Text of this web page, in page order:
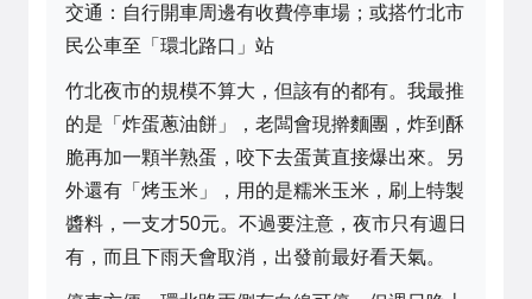
交通：自行開車周邊有收費停車場；或搭竹北市
民公車至「環北路口」站
竹北夜市的規模不算大，但該有的都有。我最推
的是「炸蛋蔥油餅」，老闆會現擀麵團，炸到酥
脆再加一顆半熟蛋，咬下去蛋黃直接爆出來。另
外還有「烤玉米」，用的是糯米玉米，刷上特製
醬料，一支才50元。不過要注意，夜市只有週日
有，而且下雨天會取消，出發前最好看天氣。